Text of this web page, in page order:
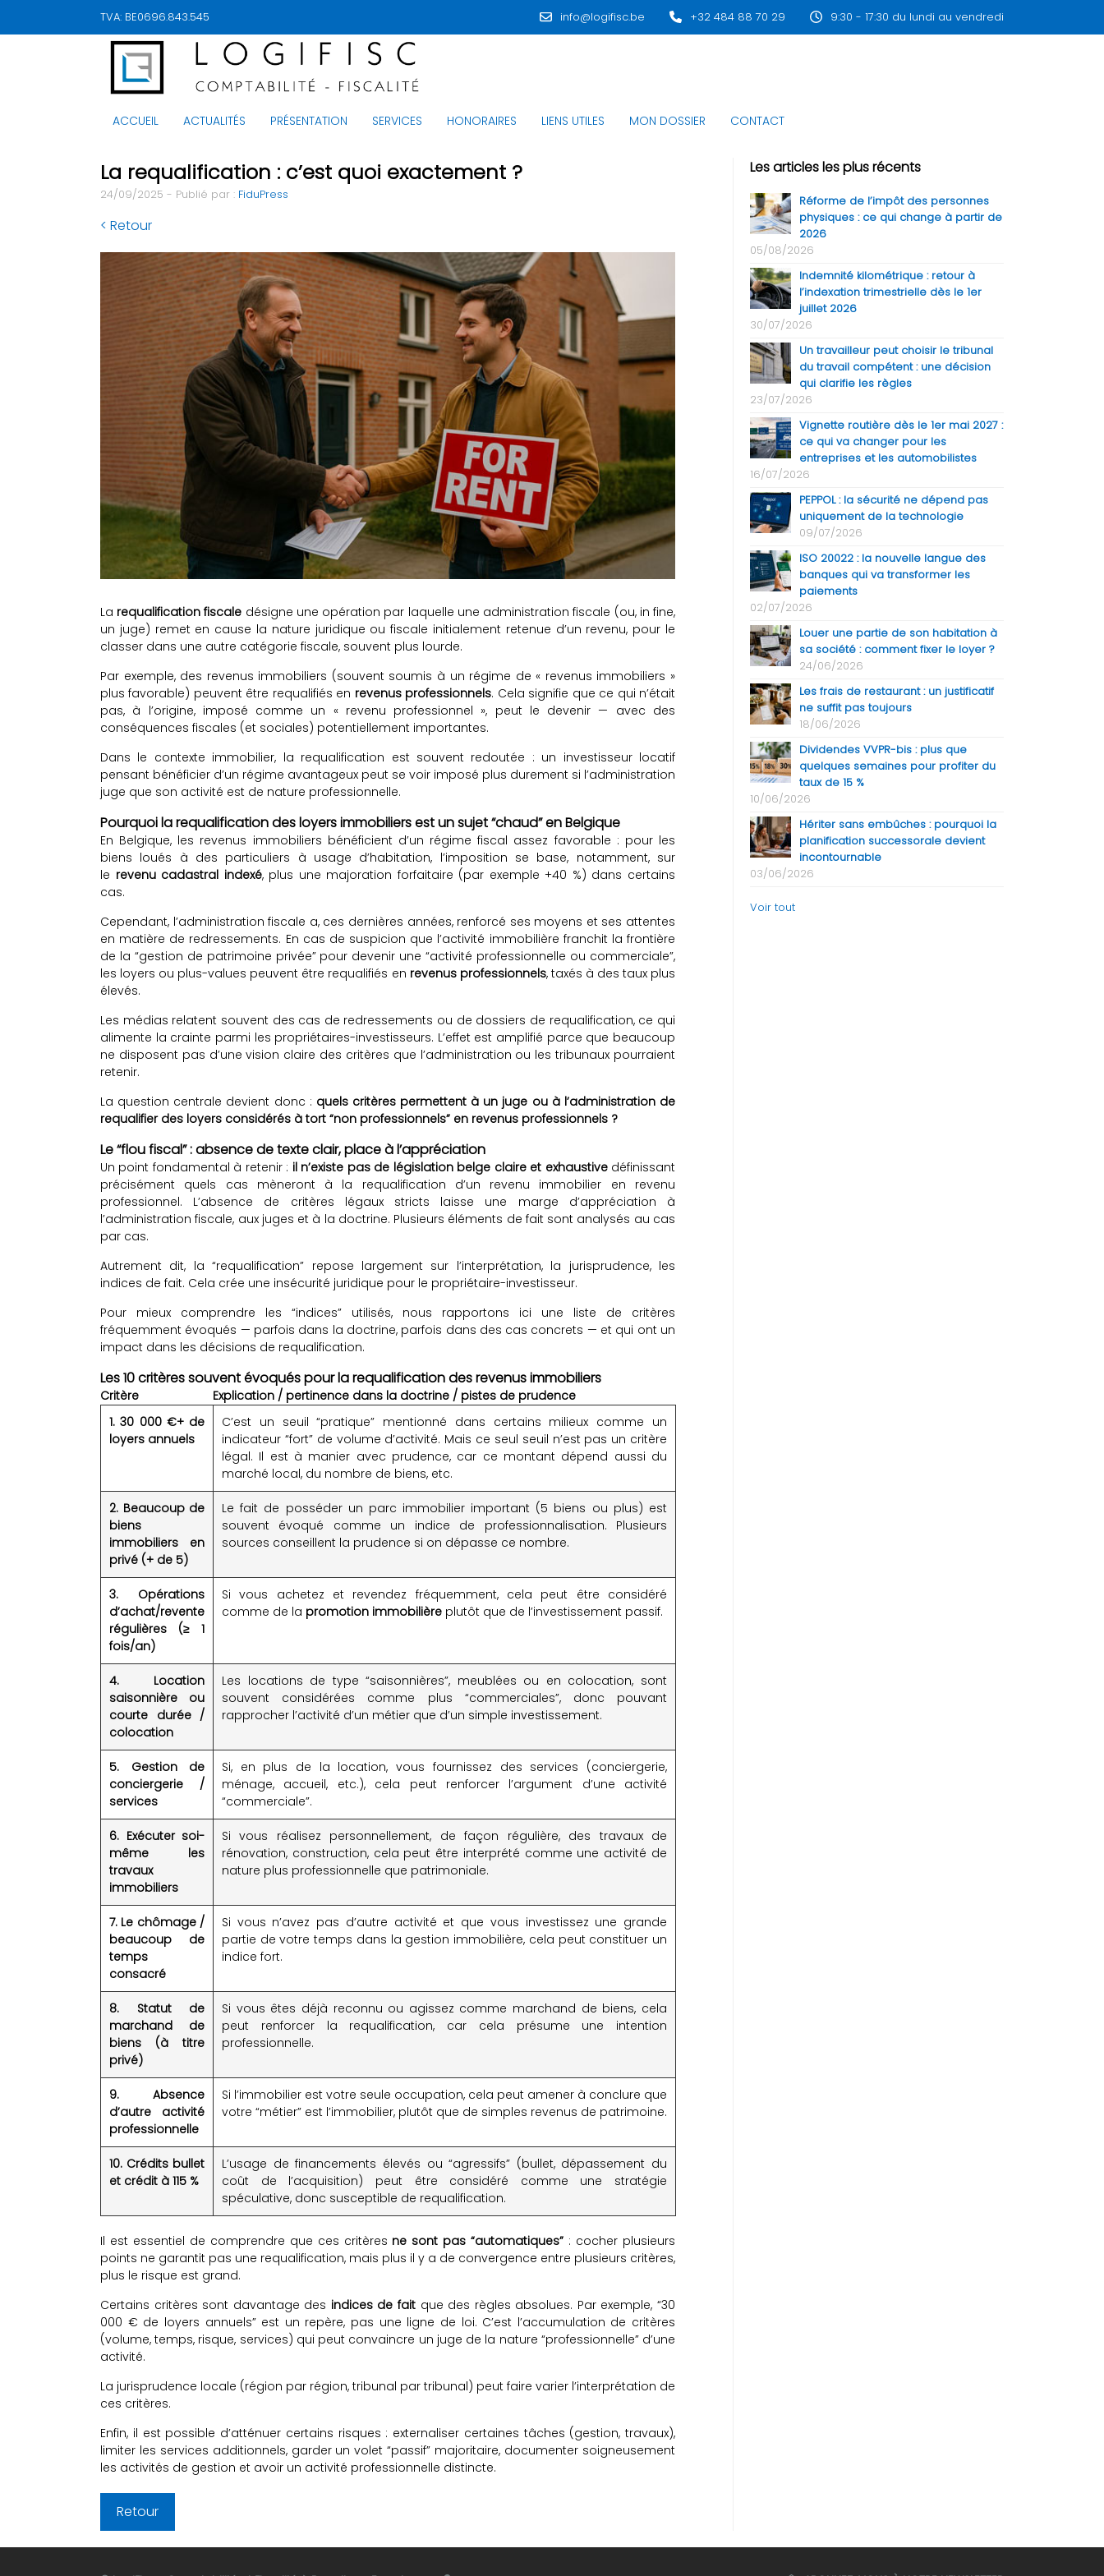
TVA: BE0696.843.545 info@logifisc.be +32 484 88 70 29 9:30 - 17:30 du lundi au vendredi
ACCUEIL ACTUALITÉS PRÉSENTATION SERVICES HONORAIRES LIENS UTILES MON DOSSIER CONTACT
La requalification : c’est quoi exactement ?
24/09/2025 - Publié par : FiduPress
< Retour
La requalification fiscale désigne une opération par laquelle une administration fiscale (ou, in fine,
un juge) remet en cause la nature juridique ou fiscale initialement retenue d’un revenu, pour le
classer dans une autre catégorie fiscale, souvent plus lourde.
Par exemple, des revenus immobiliers (souvent soumis à un régime de « revenus immobiliers »
plus favorable) peuvent être requalifiés en revenus professionnels. Cela signifie que ce qui n’était
pas, à l’origine, imposé comme un « revenu professionnel », peut le devenir — avec des
conséquences fiscales (et sociales) potentiellement importantes.
Dans le contexte immobilier, la requalification est souvent redoutée : un investisseur locatif
pensant bénéficier d’un régime avantageux peut se voir imposé plus durement si l’administration
juge que son activité est de nature professionnelle.
Pourquoi la requalification des loyers immobiliers est un sujet “chaud” en Belgique
En Belgique, les revenus immobiliers bénéficient d’un régime fiscal assez favorable : pour les
biens loués à des particuliers à usage d’habitation, l’imposition se base, notamment, sur
le revenu cadastral indexé, plus une majoration forfaitaire (par exemple +40 %) dans certains
cas.
Cependant, l’administration fiscale a, ces dernières années, renforcé ses moyens et ses attentes
en matière de redressements. En cas de suspicion que l’activité immobilière franchit la frontière
de la “gestion de patrimoine privée” pour devenir une “activité professionnelle ou commerciale”,
les loyers ou plus-values peuvent être requalifiés en revenus professionnels, taxés à des taux plus
élevés.
Les médias relatent souvent des cas de redressements ou de dossiers de requalification, ce qui
alimente la crainte parmi les propriétaires-investisseurs. L’effet est amplifié parce que beaucoup
ne disposent pas d’une vision claire des critères que l’administration ou les tribunaux pourraient
retenir.
La question centrale devient donc : quels critères permettent à un juge ou à l’administration de
requalifier des loyers considérés à tort “non professionnels” en revenus professionnels ?
Le “flou fiscal” : absence de texte clair, place à l’appréciation
Un point fondamental à retenir : il n’existe pas de législation belge claire et exhaustivedéfinissant
précisément quels cas mèneront à la requalification d’un revenu immobilier en revenu
professionnel. L’absence de critères légaux stricts laisse une marge d’appréciation à
l’administration fiscale, aux juges et à la doctrine. Plusieurs éléments de fait sont analysés au cas
par cas.
Autrement dit, la “requalification” repose largement sur l’interprétation, la jurisprudence, les
indices de fait. Cela crée une insécurité juridique pour le propriétaire-investisseur.
Pour mieux comprendre les “indices” utilisés, nous rapportons ici une liste de critères
fréquemment évoqués — parfois dans la doctrine, parfois dans des cas concrets — et qui ont un
impact dans les décisions de requalification.
Les 10 critères souvent évoqués pour la requalification des revenus immobiliers
Critère
Explication / pertinence dans la doctrine / pistes de prudence
1. 30 000 €+ de
loyers annuels
C’est un seuil “pratique” mentionné dans certains milieux comme un
indicateur “fort” de volume d’activité. Mais ce seul seuil n’est pas un critère
légal. Il est à manier avec prudence, car ce montant dépend aussi du
marché local, du nombre de biens, etc.
2. Beaucoup de
biens
immobiliers en
privé (+ de 5)
Le fait de posséder un parc immobilier important (5 biens ou plus) est
souvent évoqué comme un indice de professionnalisation. Plusieurs
sources conseillent la prudence si on dépasse ce nombre.
3. Opérations
d’achat/revente
régulières (≥ 1
fois/an)
Si vous achetez et revendez fréquemment, cela peut être considéré
comme de la promotion immobilière plutôt que de l’investissement passif.
4. Location
saisonnière ou
courte durée /
colocation
Les locations de type “saisonnières”, meublées ou en colocation, sont
souvent considérées comme plus “commerciales”, donc pouvant
rapprocher l’activité d’un métier que d’un simple investissement.
5. Gestion de
conciergerie /
services
Si, en plus de la location, vous fournissez des services (conciergerie,
ménage, accueil, etc.), cela peut renforcer l’argument d’une activité
“commerciale”.
6. Exécuter soi-
même les
travaux
immobiliers
Si vous réalisez personnellement, de façon régulière, des travaux de
rénovation, construction, cela peut être interprété comme une activité de
nature plus professionnelle que patrimoniale.
7. Le chômage /
beaucoup de
temps
consacré
Si vous n’avez pas d’autre activité et que vous investissez une grande
partie de votre temps dans la gestion immobilière, cela peut constituer un
indice fort.
8. Statut de
marchand de
biens (à titre
privé)
Si vous êtes déjà reconnu ou agissez comme marchand de biens, cela
peut renforcer la requalification, car cela présume une intention
professionnelle.
9. Absence
d’autre activité
professionnelle
Si l’immobilier est votre seule occupation, cela peut amener à conclure que
votre “métier” est l’immobilier, plutôt que de simples revenus de patrimoine.
10. Crédits bullet
et crédit à 115 %
L’usage de financements élevés ou “agressifs” (bullet, dépassement du
coût de l’acquisition) peut être considéré comme une stratégie
spéculative, donc susceptible de requalification.
Il est essentiel de comprendre que ces critères ne sont pas “automatiques” : cocher plusieurs
points ne garantit pas une requalification, mais plus il y a de convergence entre plusieurs critères,
plus le risque est grand.
Certains critères sont davantage des indices de fait que des règles absolues. Par exemple, “30
000 € de loyers annuels” est un repère, pas une ligne de loi. C’est l’accumulation de critères
(volume, temps, risque, services) qui peut convaincre un juge de la nature “professionnelle” d’une
activité.
La jurisprudence locale (région par région, tribunal par tribunal) peut faire varier l’interprétation de
ces critères.
Enfin, il est possible d’atténuer certains risques : externaliser certaines tâches (gestion, travaux),
limiter les services additionnels, garder un volet “passif” majoritaire, documenter soigneusement
les activités de gestion et avoir un activité professionnelle distincte.
Retour
Les articles les plus récents
Réforme de l’impôt des personnes
physiques : ce qui change à partir de
2026
05/08/2026
Indemnité kilométrique : retour à
l’indexation trimestrielle dès le 1er
juillet 2026
30/07/2026
Un travailleur peut choisir le tribunal
du travail compétent : une décision
qui clarifie les règles
23/07/2026
Vignette routière dès le 1er mai 2027 :
ce qui va changer pour les
entreprises et les automobilistes
16/07/2026
PEPPOL : la sécurité ne dépend pas
uniquement de la technologie
09/07/2026
ISO 20022 : la nouvelle langue des
banques qui va transformer les
paiements
02/07/2026
Louer une partie de son habitation à
sa société : comment fixer le loyer ?
24/06/2026
Les frais de restaurant : un justificatif
ne suffit pas toujours
18/06/2026
Dividendes VVPR-bis : plus que
quelques semaines pour profiter du
taux de 15 %
10/06/2026
Hériter sans embûches : pourquoi la
planification successorale devient
incontournable
03/06/2026
Voir tout